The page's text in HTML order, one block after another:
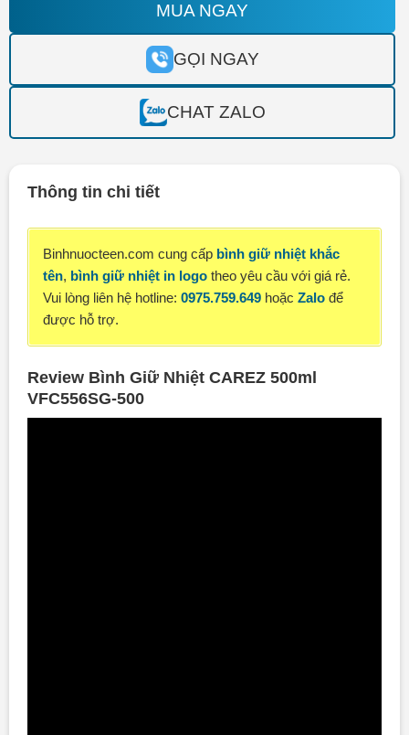
MUA NGAY
GỌI NGAY
CHAT ZALO
Thông tin chi tiết
Binhnuocteen.com cung cấp bình giữ nhiệt khắc
tên, bình giữ nhiệt in logotheo yêu cầu với giá rẻ.
Vui lòng liên hệ hotline: 0975.759.649hoặc Zalođể
được hỗ trợ.
Review Bình Giữ Nhiệt CAREZ 500ml
VFC556SG-500